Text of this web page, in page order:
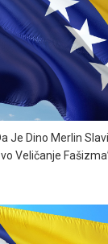
Je Dino Merlin
Veličanje